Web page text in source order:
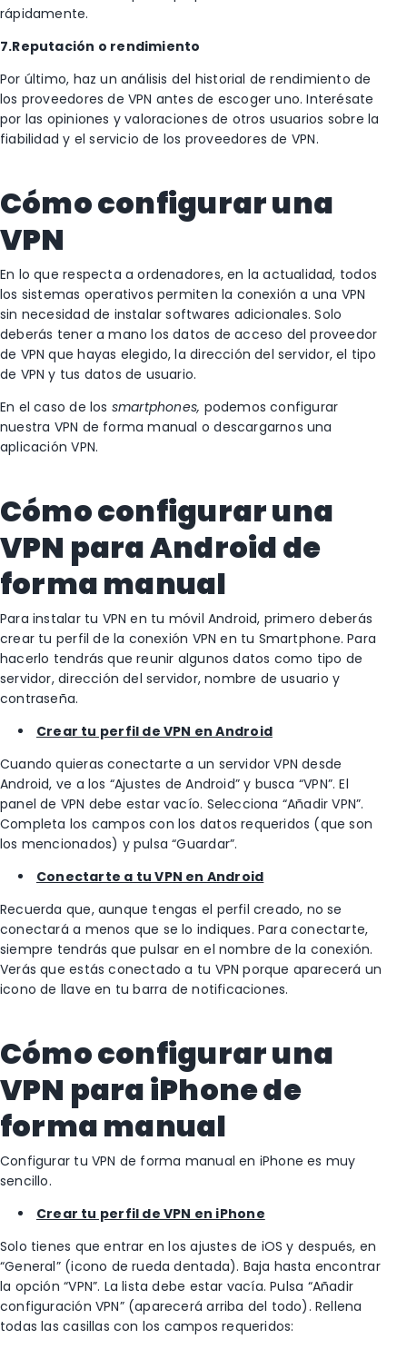
rápidamente.
7.Reputación o rendimiento
Por último, haz un análisis del historial de rendimiento de
los proveedores de VPN antes de escoger uno. Interésate
por las opiniones y valoraciones de otros usuarios sobre la
fiabilidad y el servicio de los proveedores de VPN.
Cómo configurar una
VPN
En lo que respecta a ordenadores, en la actualidad, todos
los sistemas operativos permiten la conexión a una VPN
sin necesidad de instalar softwares adicionales. Solo
deberás tener a mano los datos de acceso del proveedor
de VPN que hayas elegido, la dirección del servidor, el tipo
de VPN y tus datos de usuario.
En el caso de los smartphones, podemos configurar
nuestra VPN de forma manual o descargarnos una
aplicación VPN.
Cómo configurar una
VPN para Android de
forma manual
Para instalar tu VPN en tu móvil Android, primero deberás
crear tu perfil de la conexión VPN en tu Smartphone. Para
hacerlo tendrás que reunir algunos datos como tipo de
servidor, dirección del servidor, nombre de usuario y
contraseña.
Crear tu perfil de VPN en Android
Cuando quieras conectarte a un servidor VPN desde
Android, ve a los “Ajustes de Android” y busca “VPN”. El
panel de VPN debe estar vacío. Selecciona “Añadir VPN”.
Completa los campos con los datos requeridos (que son
los mencionados) y pulsa “Guardar”.
Conectarte a tu VPN en Android
Recuerda que, aunque tengas el perfil creado, no se
conectará a menos que se lo indiques. Para conectarte,
siempre tendrás que pulsar en el nombre de la conexión.
Verás que estás conectado a tu VPN porque aparecerá un
icono de llave en tu barra de notificaciones.
Cómo configurar una
VPN para iPhone de
forma manual
Configurar tu VPN de forma manual en iPhone es muy
sencillo.
Crear tu perfil de VPN en iPhone
Solo tienes que entrar en los ajustes de iOS y después, en
“General” (icono de rueda dentada). Baja hasta encontrar
la opción “VPN”. La lista debe estar vacía. Pulsa “Añadir
configuración VPN” (aparecerá arriba del todo). Rellena
todas las casillas con los campos requeridos: